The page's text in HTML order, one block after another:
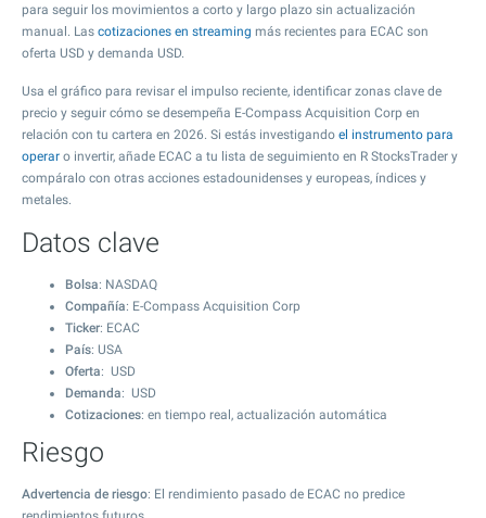
para seguir los movimientos a corto y largo plazo sin actualización
manual. Las cotizaciones en streaming más recientes para ECAC son
oferta USD y demanda USD.
Usa el gráfico para revisar el impulso reciente, identificar zonas clave de
precio y seguir cómo se desempeña E-Compass Acquisition Corp en
relación con tu cartera en 2026. Si estás investigando el instrumento para
operar o invertir, añade ECAC a tu lista de seguimiento en R StocksTrader y
compáralo con otras acciones estadounidenses y europeas, índices y
metales.
Datos clave
Bolsa: NASDAQ
Compañía: E-Compass Acquisition Corp
Ticker: ECAC
País: USA
Oferta: USD
Demanda: USD
Cotizaciones: en tiempo real, actualización automática
Riesgo
Advertencia de riesgo: El rendimiento pasado de ECAC no predice